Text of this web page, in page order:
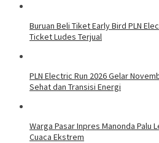
Buruan Beli Tiket Early Bird PLN
Ticket Ludes Terjual
PLN Electric Run 2026 Gelar
Sehat dan Transisi Energi
Warga Pasar Inpres Manonda Palu
Cuaca Ekstrem